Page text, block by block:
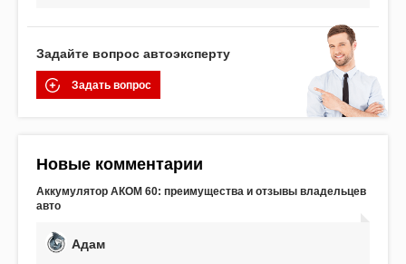
Задайте вопрос автоэксперту
Задать вопрос
Новые комментарии
Аккумулятор АКОМ 60: преимущества и отзывы владельцев
авто
Адам